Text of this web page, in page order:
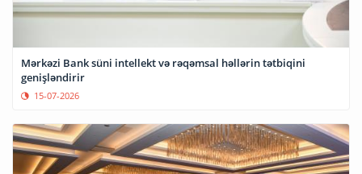
Mərkəzi Bank süni intellekt və rəqəmsal həllərin tətbiqini
genişləndirir
15-07-2026